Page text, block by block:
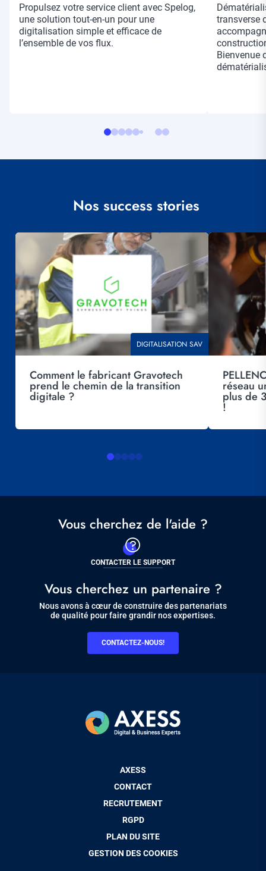
Résumé
Propulsez votre service client avec Spelog,
une solution tout-en-un pour une
digitalisation simple et efficace de
l’ensemble de vos flux.
Résumé
transverse
Bienvenue
Nos success stories
Visuel
THÉMATIQUE
DIGITALISATION SAV
Comment le fabricant Gravotech
prend le chemin de la transition
digitale ?
Visuel
principal
réseau
plus de
!
Vous cherchez de l'aide ?
CONTACTER LE SUPPORT
Vous cherchez un partenaire ?
Nous avons à cœur de construire des partenariats
de qualité pour faire grandir nos expertises.
CONTACTEZ-NOUS!
AXESS
CONTACT
RECRUTEMENT
RGPD
PLAN DU SITE
GESTION DES COOKIES